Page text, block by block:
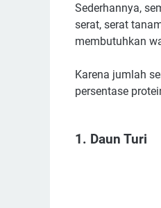
Sederhannya,
serat, serat
membutuhkan
Karena jumlah
persentase
1. Daun Turi